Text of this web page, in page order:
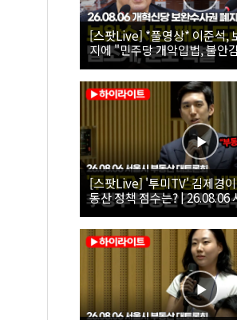
[스팟Live] *풀영상* 이준석,
지에 "민주당 개악입법, 불안
26.08.06 개혁신당 보완수사권
[스팟Live] '투미TV' 김제경
동산 정책 점수는? | 26.08.06
대토론회